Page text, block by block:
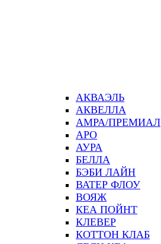
АКВАЭЛЬ
АКВЕЛЛА
АМРА/ПРЕМИАЛ
АРО
АУРА
БЕЛЛА
БЭБИ ЛАЙН
ВАТЕР ФЛОУ
ВОЯЖ
КЕА ПОЙНТ
КЛЕВЕР
КОТТОН КЛАБ